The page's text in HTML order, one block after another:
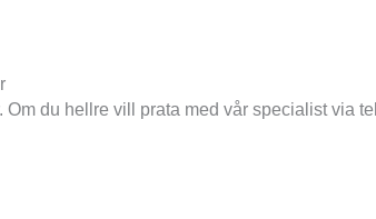
du hellre vill prata med vår specialist via